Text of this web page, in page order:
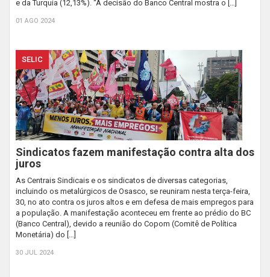
e da Turquia (12,13%). “A decisão do Banco Central mostra o […]
01 AGO 2024
SELIC
Sindicatos fazem manifestação contra alta dos
juros
As Centrais Sindicais e os sindicatos de diversas categorias,
incluindo os metalúrgicos de Osasco, se reuniram nesta terça-feira,
30, no ato contra os juros altos e em defesa de mais empregos para
a população. A manifestação aconteceu em frente ao prédio do BC
(Banco Central), devido a reunião do Copom (Comitê de Política
Monetária) do […]
30 JUL 2024